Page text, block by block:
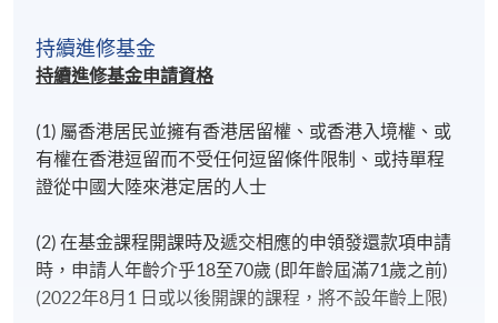
持續進修基金
持續進修基金申請資格
(1) 屬香港居民並擁有香港居留權、或香港入境權、或
有權在香港逗留而不受任何逗留條件限制、或持單程
證從中國大陸來港定居的人士
(2) 在基金課程開課時及遞交相應的申領發還款項申請
時，申請人年齡介乎18至70歲 (即年齡屆滿71歲之前)
(2022年8月1 日或以後開課的課程，將不設年齡上限)